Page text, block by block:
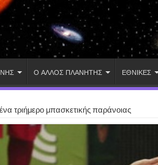
Ο ΑΛΛΟΣ ΠΛΑΝΗΤΗΣ ΕΘΝΙΚΕΣ
τριήμερο μπασκετικής παράνοιας